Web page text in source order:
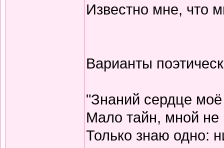
Известно мне, что
Варианты
"Знаний сердце
Мало тайн, мной не
Только знаю одно: